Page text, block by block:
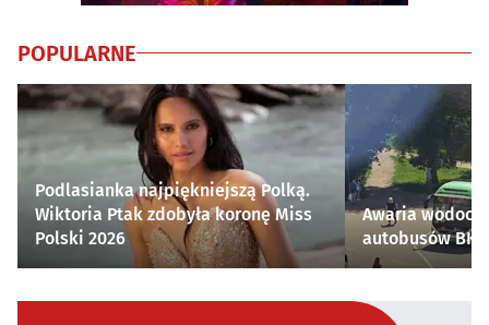
POPULARNE
Podlasianka najpiękniejszą Polką.
Wiktoria Ptak zdobyła koronę Miss
Polski 2026
Awaria
autobusów